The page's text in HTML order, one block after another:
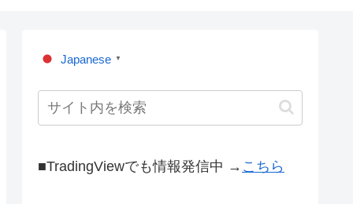
Japanese ▼
■TradingViewでも情報発信中 → こちら